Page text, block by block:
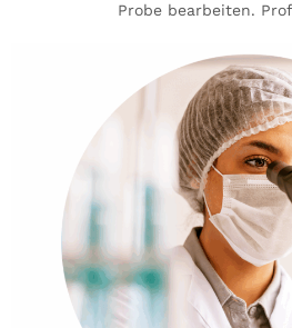
Probe bearbeiten.